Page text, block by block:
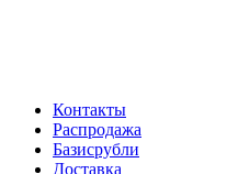
Контакты
Распродажа
Базисрубли
Доставка